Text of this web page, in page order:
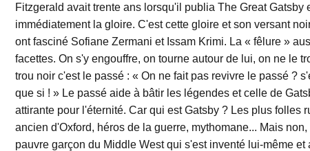
Fitzgerald avait trente ans lorsqu'il publia The Great Gatsby
immédiatement la gloire. C'est cette gloire et son versant
ont fasciné Sofiane Zermani et Issam Krimi. La « fêlure »
facettes. On s'y engouffre, on tourne autour de lui, on ne le
trou noir c'est le passé : « On ne fait pas revivre le passé ?
que si ! » Le passé aide à bâtir les légendes et celle de
attirante pour l'éternité. Car qui est Gatsby ? Les plus folles
ancien d'Oxford, héros de la guerre, mythomane... Mais
pauvre garçon du Middle West qui s'est inventé lui-même